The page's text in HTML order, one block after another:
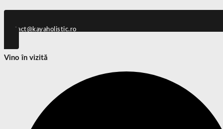
or.citsilohayak
@tcatnoc
Vino în vizită